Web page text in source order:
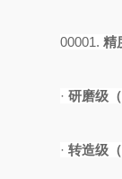
00001.精
· 研磨级（
· 转造级（